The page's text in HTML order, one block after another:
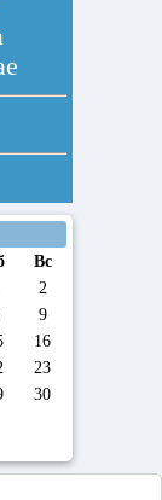
Вс
2
9
16
23
30